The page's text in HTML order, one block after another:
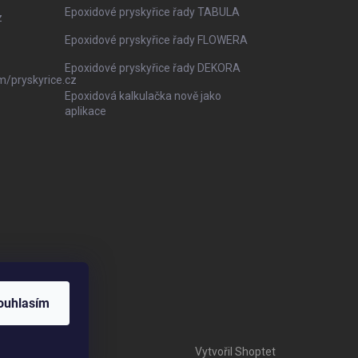
pryskyrice.cz
Epoxidové pryskyřice řady TABULA
Epoxidové pryskyřice řady FLOWERA
Epoxidové pryskyřice řady DEKORA
Epoxidová kalkulačka nově jako
aplikace
Vytvořil Shoptet